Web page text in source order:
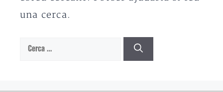
una cerca.
Cerca: